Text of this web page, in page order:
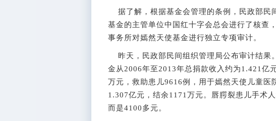
据了解，根据基金会管理的条例，民政部民
基金的主管单位中国红十字会总会进行了核查
事务所对嫣然天使基金进行独立专项审计。
昨天，民政部民间组织管理局公布审计结果
金从2006年至2013年总捐款收入约为1.421亿
万元，救助患儿9616例，用于嫣然天使儿童医
1.307亿元，结余1171万元。唇腭裂患儿手术
而是4100多元。